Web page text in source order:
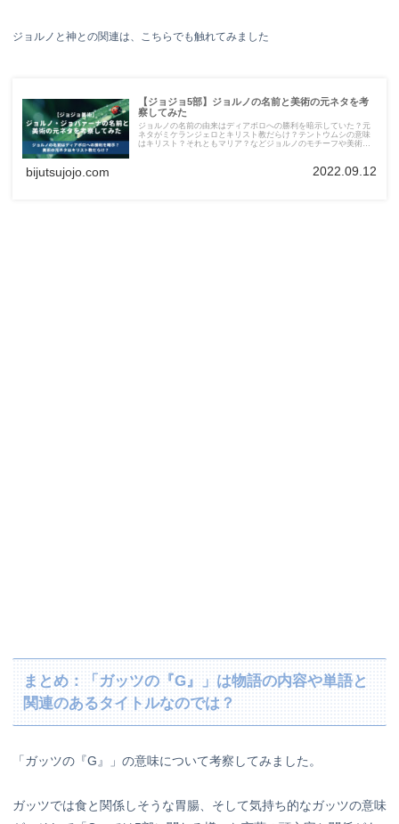
ジョルノと神との関連は、こちらでも触れてみました
【ジョジョ5部】ジョルノの名前と美術の元ネタを考
察してみた
ジョルノの名前の由来はディアボロへの勝利を暗示していた？元
ネタがミケランジェロとキリスト教だらけ？テントウムシの意味
はキリスト？それともマリア？などジョルノのモチーフや美術の
bijutsujojo.com 2022.09.12
まとめ：「ガッツの『G』」は物語の内容や単語と
関連のあるタイトルなのでは？
「ガッツの『G』」の意味について考察してみました。
ガッツでは食と関係しそうな胃腸、そして気持ち的なガッツの意味